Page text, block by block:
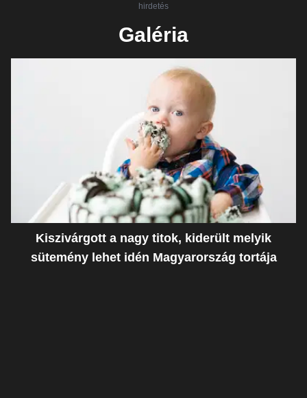
hirdetés
Galéria
Kiszivárgott a nagy titok, kiderült melyik
sütemény lehet idén Magyarország tortája